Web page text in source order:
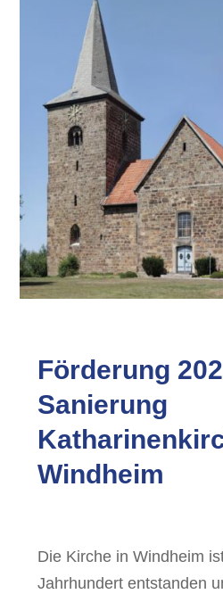
Förderung
Sanierung
Windheim
Die Kirche in Windheim
Jahrhundert entstanden